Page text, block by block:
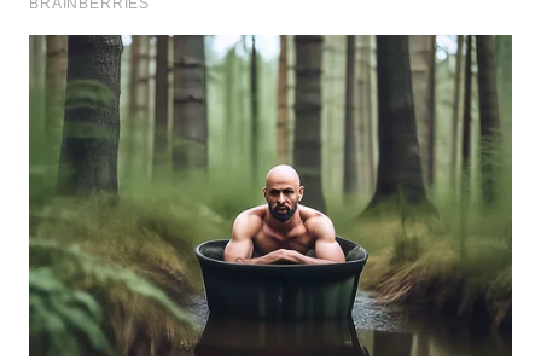
WN
LIKUPANG
WN
LABUANBAJO
WN
BORNEO
Wahana
Media
Group